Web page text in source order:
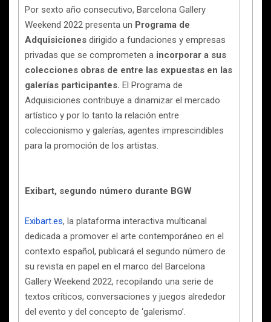
Por sexto año consecutivo, Barcelona Gallery
Weekend 2022 presenta un Programa de
Adquisiciones dirigido a fundaciones y empresas
privadas que se comprometen a incorporar a sus
colecciones obras de entre las expuestas en las
galerías participantes. El Programa de
Adquisiciones contribuye a dinamizar el mercado
artístico y por lo tanto la relación entre
coleccionismo y galerías, agentes imprescindibles
para la promoción de los artistas.
Exibart, segundo número durante BGW
Exibart.es, la plataforma interactiva multicanal
dedicada a promover el arte contemporáneo en el
contexto español, publicará el segundo número de
su revista en papel en el marco del Barcelona
Gallery Weekend 2022, recopilando una serie de
textos críticos, conversaciones y juegos alrededor
del evento y del concepto de ‘galerismo’.